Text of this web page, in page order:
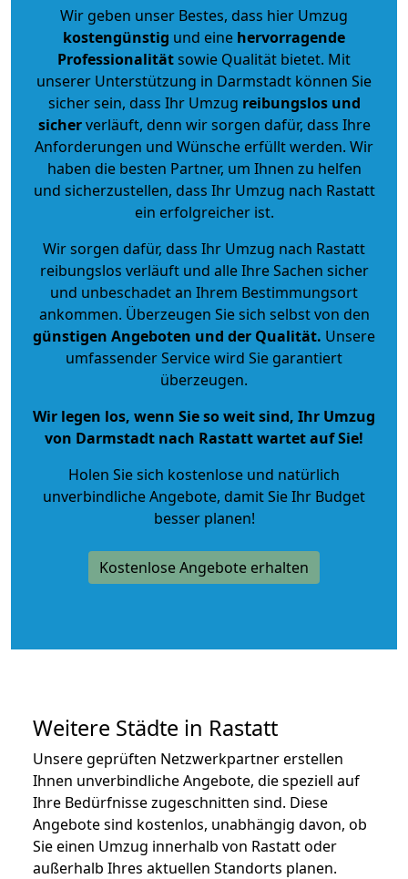
Wir geben unser Bestes, dass hier Umzug
kostengünstig und eine hervorragende
Professionalitätsowie Qualität bietet. Mit
unserer Unterstützung in Darmstadt können Sie
sicher sein, dass Ihr Umzug reibungslos und
sicherverläuft, denn wir sorgen dafür, dass Ihre
Anforderungen und Wünsche erfüllt werden. Wir
haben die besten Partner, um Ihnen zu helfen
und sicherzustellen, dass Ihr Umzug nach Rastatt
ein erfolgreicher ist.
Wir sorgen dafür, dass Ihr Umzug nach Rastatt
reibungslos verläuft und alle Ihre Sachen sicher
und unbeschadet an Ihrem Bestimmungsort
ankommen. Überzeugen Sie sich selbst von den
günstigen Angeboten und der Qualität. Unsere
umfassender Service wird Sie garantiert
überzeugen.
Wir legen los, wenn Sie so weit sind, Ihr Umzug
von Darmstadt nach Rastatt wartet auf Sie!
Holen Sie sich kostenlose und natürlich
unverbindliche Angebote, damit Sie Ihr Budget
besser planen!
Kostenlose Angebote erhalten
Weitere Städte in Rastatt
Unsere geprüften Netzwerkpartner erstellen
Ihnen unverbindliche Angebote, die speziell auf
Ihre Bedürfnisse zugeschnitten sind. Diese
Angebote sind kostenlos, unabhängig davon, ob
Sie einen Umzug innerhalb von Rastatt oder
außerhalb Ihres aktuellen Standorts planen.